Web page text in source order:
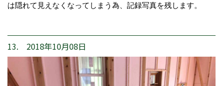
は隠れて見えなくなってしまう為、記録写真を残します。
13. 2018年10月08日